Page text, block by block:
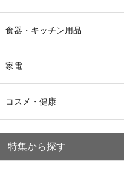
食器・キッチン用品
家電
コスメ・健康
特集から探す